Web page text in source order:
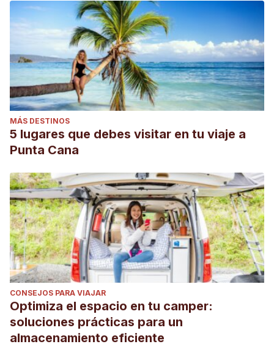
MÁS DESTINOS
5 lugares que debes visitar en tu viaje a
Punta Cana
CONSEJOS PARA VIAJAR
Optimiza el espacio en tu camper:
soluciones prácticas para un
almacenamiento eficiente